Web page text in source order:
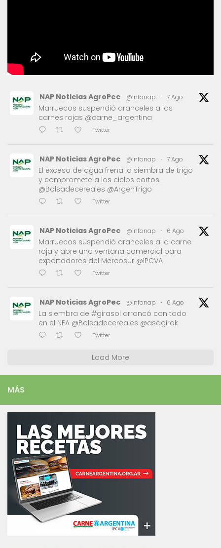
NAP Noticias AgroPec @infonap · 7 Ago
Marruecos suspendió aranceles a las
carnes rojas @carne_argentina
Twitter
NAP Noticias AgroPec @infonap · 7 Ago
El exceso de agua frena la siembra de trigo
y compromete a los ciclos cortos
@Bolsadecereales @ArgenTrigo
Twitter
NAP Noticias AgroPec @infonap · 6 Ago
Marruecos suspendió aranceles a la carne
roja y abre una ventana comercial para
exportadores del Mercosur @IPCVA
Twitter
NAP Noticias AgroPec @infonap · 6 Ago
La siembra de #girasol arrancó con todo
en el NEA @Bolsadecereales @asagirok
Twitter
Load More
MÁS